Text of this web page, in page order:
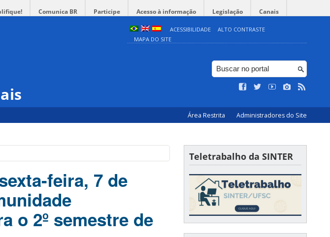
Comunica BR Participe Acesso à informação Legislação Canais
ACESSIBILIDADE
ALTO CONTRASTE
MAPA DO SITE
Área Restrita Administradores do Site
feira, 7 de
o 2º semestre de
Teletrabalho da SINTER